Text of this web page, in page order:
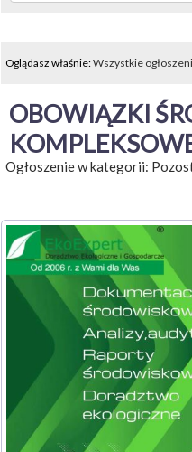
Oglądasz właśnie:Wszystkie
OBOWIĄZKI
Ogłoszenie w kategorii: